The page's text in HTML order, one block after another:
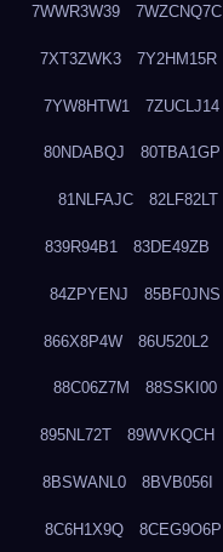
7WWR3W39 7WZCNQ7C
7XT3ZWK3 7Y2HM15R
7YW8HTW1 7ZUCLJ14
80NDABQJ 80TBA1GP
81NLFAJC 82LF82LT
839R94B1 83DE49ZB
84ZPYENJ 85BF0JNS
866X8P4W 86U520L2
88C06Z7M 88SSKI00
895NL72T 89WVKQCH
8BSWANL0 8BVB056I
8C6H1X9Q 8CEG9O6P